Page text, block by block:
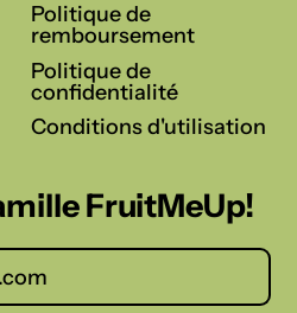
Politique de
remboursement
Politique de
confidentialité
Conditions d'utilisation
FruitMeUp!